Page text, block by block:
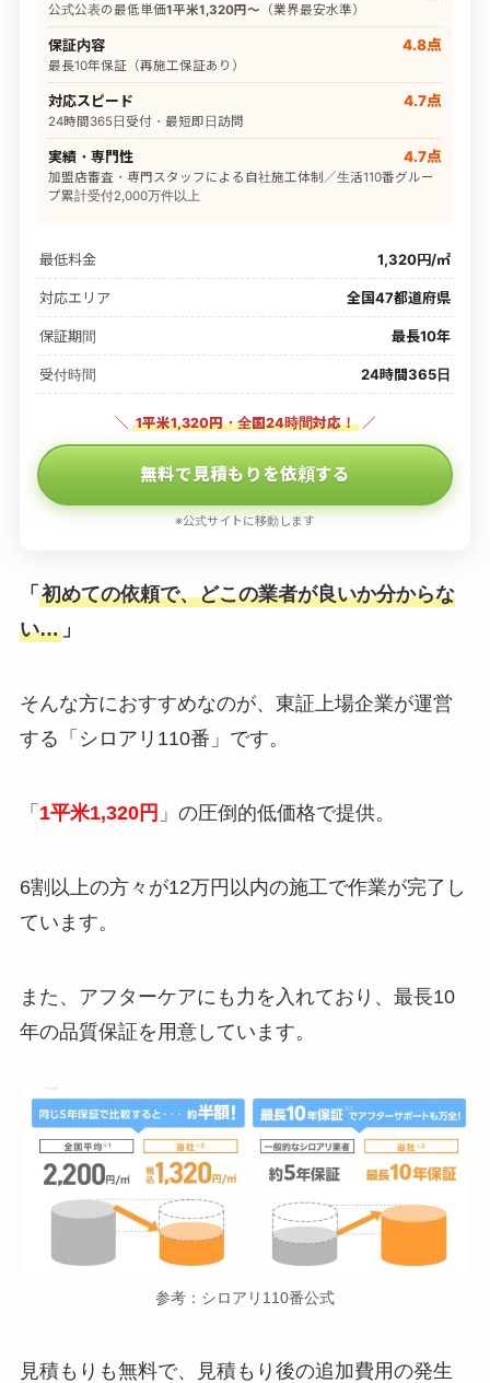
公式公表の最低単価1平米1,320円〜 （業界最安水準）
保証内容 4.8点
最長10年保証（再施工保証あり）
対応スピード 4.7点
24時間365日受付・最短即日訪問
実績・専門性 4.7点
加盟店審査・専門スタッフによる自社施工体制／生活110番グルー
プ累計受付2,000万件以上
最低料金 1,320円/㎡
対応エリア 全国47都道府県
保証期間 最長10年
受付時間 24時間365日
＼ 1平米1,320円・全国24時間対応！ ／
無料で見積もりを依頼する
※公式サイトに移動します
「 初めての依頼で、どこの業者が良いか分からな
い…」
そんな方におすすめなのが、東証上場企業が運営
する「シロアリ110番」です。
「 1平米1,320円 」の圧倒的低価格で提供。
6割以上の方々が12万円以内の施工で作業が完了し
ています。
また、アフターケアにも力を入れており、最長10
年の品質保証を用意しています。
参考：シロアリ110番公式
見積もりも無料で、見積もり後の追加費用の発生